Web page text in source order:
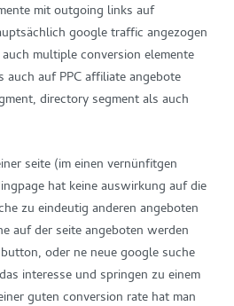
mit outgoing links auf
google traffic angezogen
multiple conversion elemente
auf PPC affiliate angebote
directory segment als auch
seite (im einen vernünfitgen
hat keine auswirkung auf die
zu eindeutig anderen angeboten
auf der seite angeboten werden
oder ne neue google suche
interesse und springen zu einem
guten conversion rate hat man